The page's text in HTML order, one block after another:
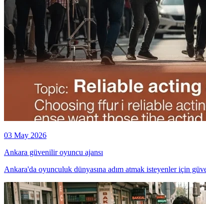
03 May 2026
Ankara güvenilir oyuncu ajansı
Ankara'da oyunculuk dünyasına adım atmak isteyenler için